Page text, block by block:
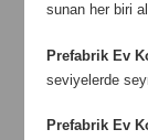
sunan her biri
Prefabrik Ev
seviyelerde
Prefabrik Ev